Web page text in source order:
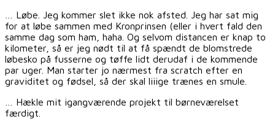
… Løbe. Jeg kommer slet ikke nok afsted. Jeg har sat mig
for at løbe sammen med Kronprinsen (eller i hvert fald den
samme dag som ham, haha. Og selvom distancen er knap to
kilometer, så er jeg nødt til at få spændt de blomstrede
løbesko på fusserne og tøffe lidt derudaf i de kommende
par uger. Man starter jo nærmest fra scratch efter en
graviditet og fødsel, så der skal liiige trænes en smule.
… Hækle mit igangværende projekt til børneværelset
færdigt.